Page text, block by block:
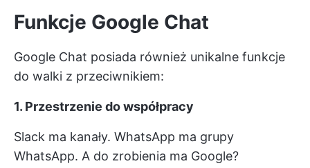
Funkcje Google Chat
Google Chat posiada również unikalne funkcje
do walki z przeciwnikiem:
1. Przestrzenie do współpracy
Slack ma kanały. WhatsApp ma grupy
WhatsApp. A do zrobienia ma Google?